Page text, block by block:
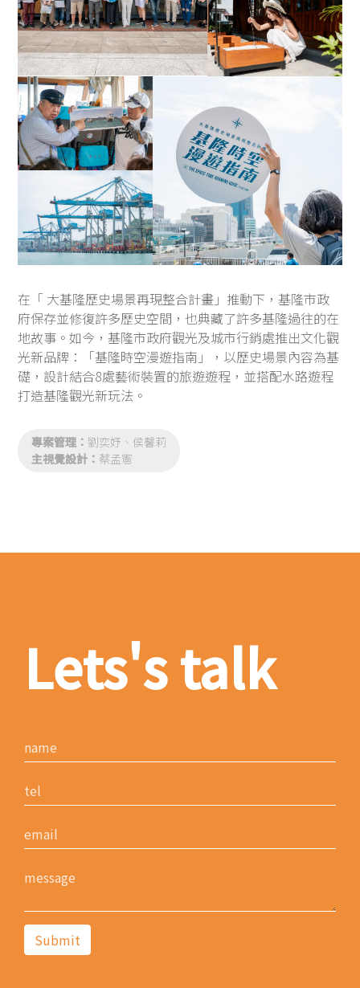
在「 大基隆歷史場景再現整合計畫」推動下，基隆市政
府保存並修復許多歷史空間，也典藏了許多基隆過往的在
地故事。如今，基隆市政府觀光及城市行銷處推出文化觀
光新品牌：「基隆時空漫遊指南」，以歷史場景內容為基
礎，設計結合8處藝術裝置的旅遊遊程，並搭配水路遊程
打造基隆觀光新玩法。
專案管理： 劉奕妤、侯馨莉
主視覺設計： 蔡孟憲
Lets's talk